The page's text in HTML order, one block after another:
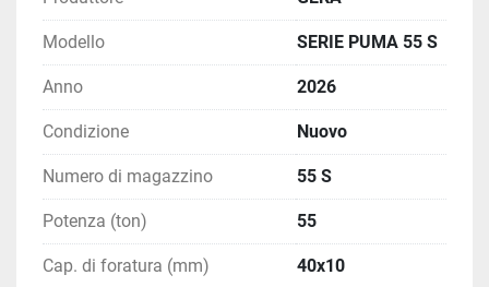
Servizi inclusi con Ibetamac:
- Consulenza tecnica e configurazione
personalizzata
- Installazione e messa in servizio presso la sede del
cliente
- Formazione operatori
- Assistenza tecnica specializzata in tutta Italia
- Fornitura ricambi e accessori originali Geka
Modello SERIE PUMA 55 S
Anno 2026
Condizione Nuovo
Numero di magazzino 55 S
Potenza (ton) 55
Cap. di foratura (mm) 40x10